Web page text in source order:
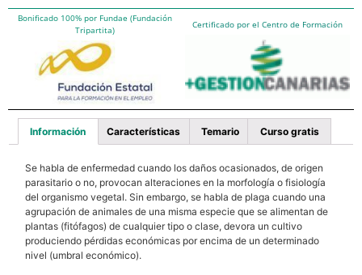
Bonificado 100% por Fundae (Fundación
Tripartita)
Certificado por el Centro de Formación
Información Características Temario Curso gratis
Se habla de enfermedad cuando los daños ocasionados, de origen
parasitario o no, provocan alteraciones en la morfología o fisiología
del organismo vegetal. Sin embargo, se habla de plaga cuando una
agrupación de animales de una misma especie que se alimentan de
plantas (fitófagos) de cualquier tipo o clase, devora un cultivo
produciendo pérdidas económicas por encima de un determinado
nivel (umbral económico).